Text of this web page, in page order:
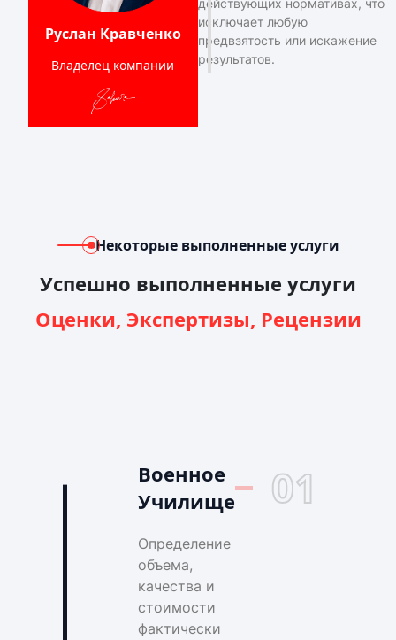
Руслан Кравченко
Владелец компании
действующих нормативах, что
исключает любую
предвзятость или искажение
результатов.
Некоторые выполненные услуги
Успешно выполненные услуги
Оценки, Экспертизы, Рецензии
Военное
Училище
01
Определение
объема,
качества и
стоимости
фактически